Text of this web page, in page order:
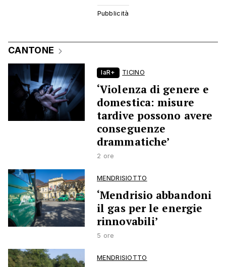
CANTONE
laR+ TICINO
‘Violenza di genere e
domestica: misure
tardive possono avere
conseguenze
drammatiche’
2 ore
MENDRISIOTTO
‘Mendrisio abbandoni
il gas per le energie
rinnovabili’
5 ore
MENDRISIOTTO